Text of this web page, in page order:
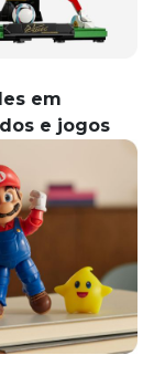
em
e jogos